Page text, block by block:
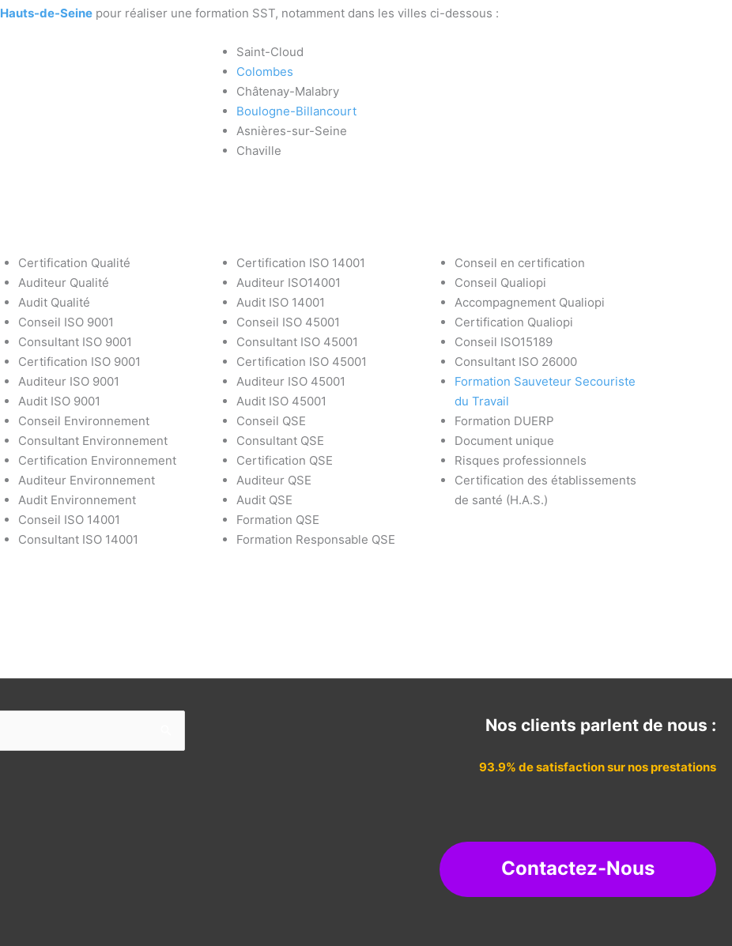
Hauts-de-Seine pour réaliser une formation SST, notamment dans les villes ci-dessous :
Saint-Cloud
Colombes
Châtenay-Malabry
Boulogne-Billancourt
Asnières-sur-Seine
Chaville
Certification Qualité
Auditeur Qualité
Audit Qualité
Conseil ISO 9001
Consultant ISO 9001
Certification ISO 9001
Auditeur ISO 9001
Audit ISO 9001
Conseil Environnement
Consultant Environnement
Certification Environnement
Auditeur Environnement
Audit Environnement
Conseil ISO 14001
Consultant ISO 14001
Certification ISO 14001
Auditeur ISO14001
Audit ISO 14001
Conseil ISO 45001
Consultant ISO 45001
Certification ISO 45001
Auditeur ISO 45001
Audit ISO 45001
Conseil QSE
Consultant QSE
Certification QSE
Auditeur QSE
Audit QSE
Formation QSE
Formation Responsable QSE
Conseil en certification
Conseil Qualiopi
Accompagnement Qualiopi
Certification Qualiopi
Conseil ISO15189
Consultant ISO 26000
Formation Sauveteur Secouriste
du Travail
Formation DUERP
Document unique
Risques professionnels
Certification des établissements
de santé (H.A.S.)
Nos clients parlent de nous :
93.9% de satisfaction sur nos prestations
Contactez-Nous